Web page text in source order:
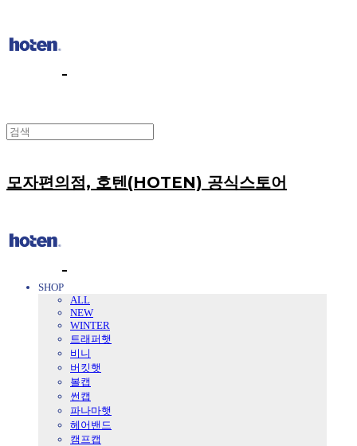
모자편의점, 호텐(HOTEN) 공식스토어
SHOP
ALL
NEW
WINTER
트래퍼햇
비니
버킷햇
볼캡
썬캡
파나마햇
헤어밴드
캠프캡